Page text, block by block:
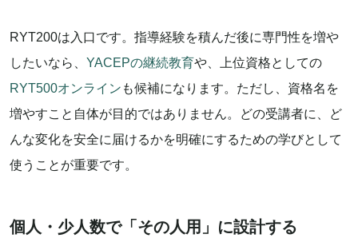
RYT200は入口です。指導経験を積んだ後に専門性を増や
したいなら、 YACEPの継続教育や、上位資格としての
RYT500オンライン も候補になります。ただし、資格名を
増やすこと自体が目的ではありません。どの受講者に、ど
んな変化を安全に届けるかを明確にするための学びとして
使うことが重要です。
個人・少人数で「その人用」に設計する